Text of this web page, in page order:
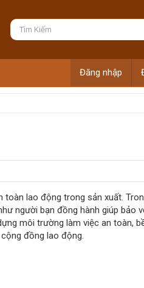
Đăng nhập
toàn lao động trong sản xuất.
người bạn đồng hành giúp bảo
môi trường làm việc an toàn,
đồng lao động.